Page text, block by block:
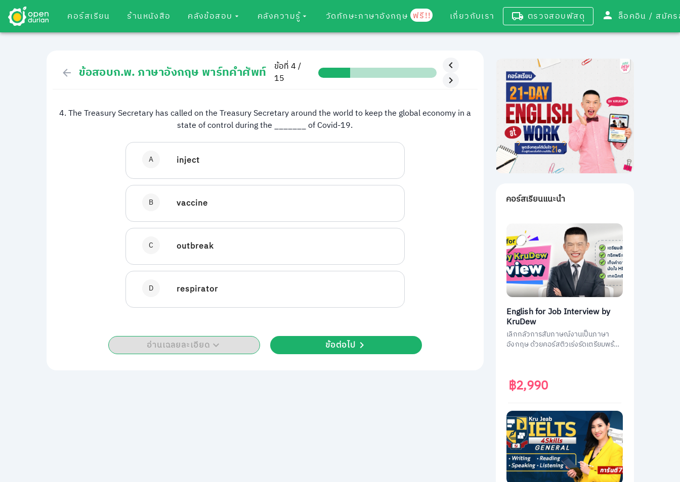
คอร์สเรียน ร้านหนังสือ คลังข้อสอบ คลังความรู้ วัดทักษะภาษาอังกฤษ ฟรี!! เกี่ยวกับเรา ตรวจสอบพัสดุ ล็อคอิน /
ข้อสอบก.พ. ภาษาอังกฤษ พาร์ทคำศัพท์
ข้อที่ 4 /
15
4. The Treasury Secretary has called on the Treasury Secretary around the world to keep the global economy in a
state of control during the _______ of Covid-19.
A inject
B vaccine
C outbreak
D respirator
อ่านเฉลยละเอียด ข้อต่อไป
คอร์สเรียนแนะนำ
English for Job Interview by
KruDew
เลิกกลัวการสัมภาษณ์งานเป็นภาษา
อังกฤษ ด้วยคอร์สติวเร่งรัดเตรียมพร้อม
฿2,990